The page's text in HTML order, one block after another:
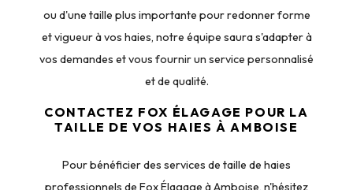
ou d'une taille plus importante pour redonner forme
et vigueur à vos haies, notre équipe saura s'adapter à
vos demandes et vous fournir un service personnalisé
et de qualité.
CONTACTEZ FOX ÉLAGAGE POUR LA
TAILLE DE VOS HAIES À AMBOISE
Pour bénéficier des services de taille de haies
professionnels de Fox Élagage à Amboise, n'hésitez